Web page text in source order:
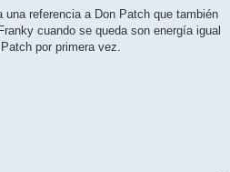
una referencia a Don Patch que también
cuando se queda son energía igual
por primera vez.